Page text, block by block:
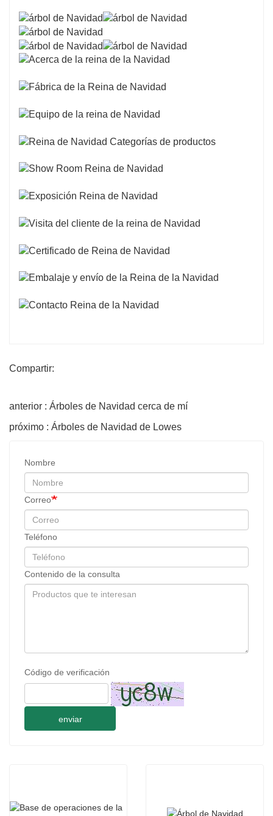
Compartir:
anterior : Árboles de Navidad cerca de mí
próximo : Árboles de Navidad de Lowes
Nombre
Correo
Teléfono
Contenido de la consulta
Código de verificación
enviar